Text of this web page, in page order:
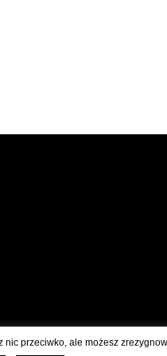
przeciwko, ale możesz